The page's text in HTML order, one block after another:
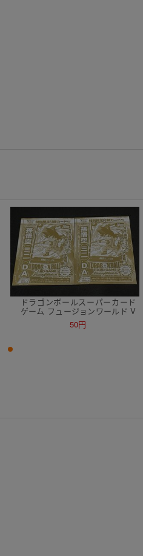
ドラゴンボールスーパーカード
ゲーム フュージョンワールド V
ジャンプ付録 孫悟空(ミニ):DA
未開封 2枚 ドラゴンボール 孫悟
50円